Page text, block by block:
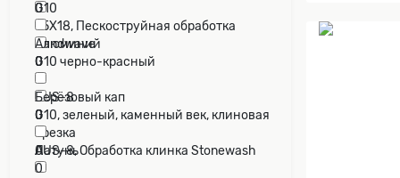
95Х18, Пескоструйная обработка
Sandwave
0
AUS-8
0
AUS-8, Обработка клинка Stonewash
0
G10
0
G10 черно-красный
0
G10, зеленый, каменный век, клиновая
срезка
0
0
Алюминий
0
Берёзовый кап
0
Латунь
0